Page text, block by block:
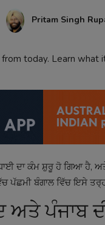
Pritam Singh
today. Learn
ਦਾ ਕੰਮ ਸ਼ੁਰੂ ਹੋ ਗਿਆ ਹੈ,
ਪੱਛਮੀ ਬੰਗਾਲ ਵਿੱਚ ਇਸੇ
ਅਤੇ ਪੰਜਾਬ